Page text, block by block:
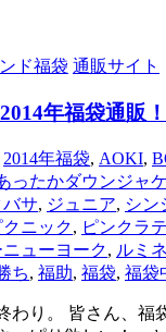
ド福袋 通販サイト
年福袋通販
2014年福袋, AOKI,
ったかダウンジャ
サ, ジュニア, シン
ニック, ピンクラテ
ューヨーク, ルミネ
ち, 福助, 福袋, 福袋
わり。 皆さん、福